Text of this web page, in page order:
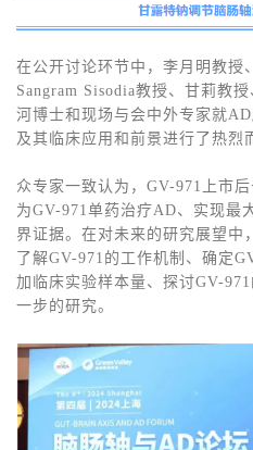
在公开讨论环节中，李月明教授
Sangram Sisodia教授、甘莉教
河博士和现场与会中外专家就
及其临床应用和前景进行了热烈
众专家一致认为，GV-971上市
为GV-971单药治疗AD、实现最
界证据。在对未来的研究展望中
了解GV-971的工作机制、确定
加临床实验样本量、探讨GV-
一步的研究。